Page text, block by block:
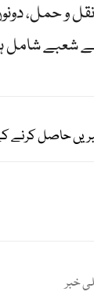
و حمل،
شعبے شامل
حاصل کرنے
خبر